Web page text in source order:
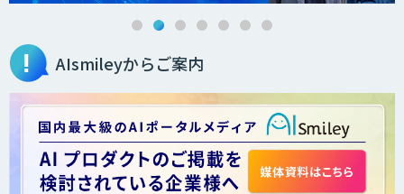
AIsmileyからご案内